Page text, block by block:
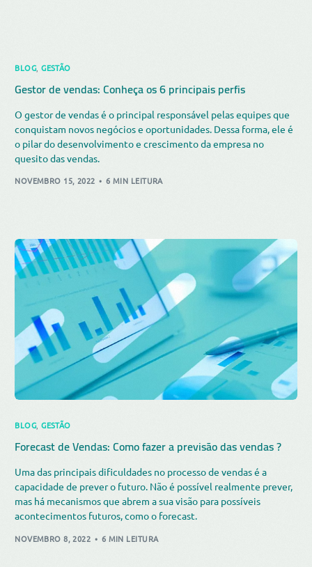
BLOG,GESTÃO
Gestor de vendas: Conheça os 6 principais perfis
O gestor de vendas é o principal responsável pelas equipes que
conquistam novos negócios e oportunidades. Dessa forma, ele é
o pilar do desenvolvimento e crescimento da empresa no
quesito das vendas.
NOVEMBRO 15, 2022 6 MIN LEITURA
BLOG,GESTÃO
Forecast de Vendas: Como fazer a previsão das vendas ?
Uma das principais dificuldades no processo de vendas é a
capacidade de prever o futuro. Não é possível realmente prever,
mas há mecanismos que abrem a sua visão para possíveis
acontecimentos futuros, como o forecast.
NOVEMBRO 8, 2022 6 MIN LEITURA